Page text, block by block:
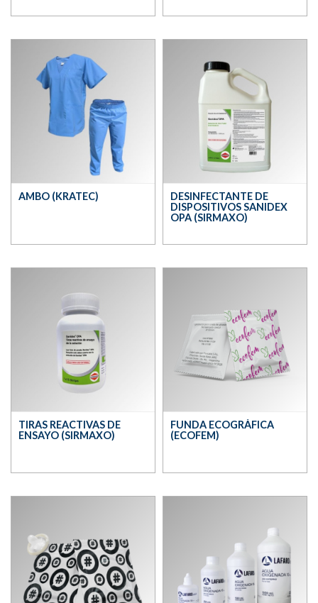
AMBO (KRATEC)
DESINFECTANTE DE
DISPOSITIVOS SANIDEX
OPA (SIRMAXO)
TIRAS REACTIVAS DE
ENSAYO (SIRMAXO)
FUNDA ECOGRÁFICA
(ECOFEM)